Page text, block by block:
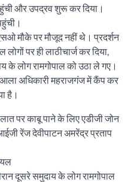
और उपद्रव शुरू कर दिया।
मौके पर मौजूद नहीं थे। प्रदर्शन
पर ही लाठीचार्ज कर दिया,
लोग रामगोपाल को उठा ले गए।
अधिकारी महराजगंज में कैंप कर
है।
पर काबू पाने के लिए एडीजी जोन
रेंज देवीपाटन अमरेंद्र प्रताप
दूसरे समुदाय के लोग रामगोपाल